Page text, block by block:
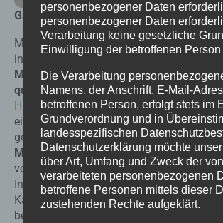
Gastronomie Boden und Wandestaltung
Mikrozement ist ein beliebtes Material für
in der Gastronomie. D
Mikrozement erfordert bestimmte
qualitativ hochwertiges Ergebnis zu
Haftvermittler Setist dabei von großer
eine gute Haftung auf verschiedenen
gewährleisten.Darüber hinaus ist der
Mikrozement Oberflächen essentiell,um
vor Verschleiß, Flecken und Feuchtigkeit
In unseremOnline-Shopfinden Sie eine
Kategorienstruktur, die es Ihnen leicht
benötigten
personenbezogener Daten
personenbezogener Daten
Verarbeitung keine gesetzliche
Einwilligung der betroffenen Person
Die Verarbeitung
Namens, der Anschrift, E-Mail-
betroffenen Person, erfolgt stets im
Grundverordnung und in
landesspezifischen
Datenschutzerklärung möchte
über Art, Umfang und Zweck der
verarbeiteten personenbezogenen
betroffene Personen mittels dieser
zustehenden Rechte aufgeklärt.